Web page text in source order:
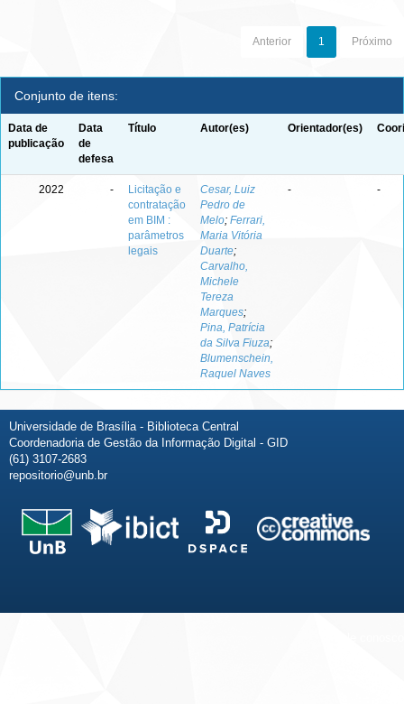
Anterior 1 Próximo
Conjunto de itens:
Data de
publicação
Data
de
defesa
Título Autor(es) Orientador(es)
2022 -
Licitação e
contratação
em BIM :
parâmetros
legais
Cesar, Luiz
Pedro de
Melo; Ferrari,
Maria Vitória
Duarte;
Carvalho,
Michele
Tereza
Marques;
Pina, Patrícia
da Silva Fiuza;
Blumenschein,
Raquel Naves
- -
Universidade de Brasília - Biblioteca Central
Coordenadoria de Gestão da Informação Digital - GID
(61) 3107-2683
repositorio@unb.br